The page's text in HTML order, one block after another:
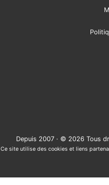
Depuis 2007 · © 2026 Tous
Ce site utilise des cookies et liens